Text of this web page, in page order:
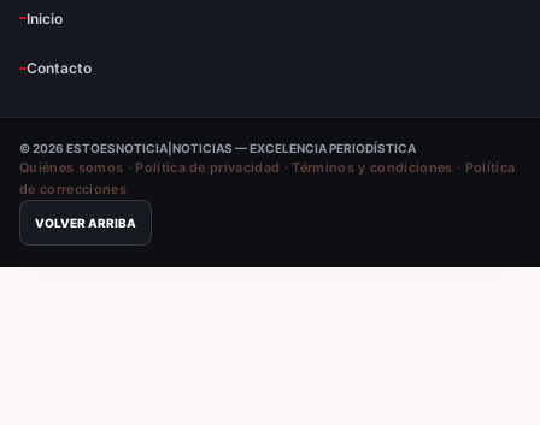
Inicio
Contacto
© 2026 ESTOESNOTICIA|NOTICIAS — EXCELENCIA PERIODÍSTICA
Quiénes somos · Política de privacidad ·Términos y condiciones · Política
de correcciones
VOLVER ARRIBA